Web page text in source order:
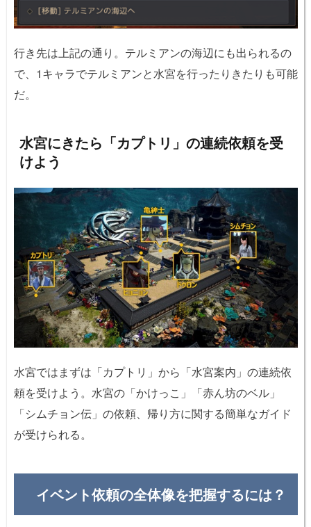
行き先は上記の通り。テルミアンの海辺にも出られるの
で、1キャラでテルミアンと水宮を行ったりきたりも可能
だ。
水宮にきたら「カプトリ」の連続依頼を受
けよう
水宮ではまずは「カプトリ」から「水宮案内」の連続依
頼を受けよう。水宮の「かけっこ」「赤ん坊のベル」
「シムチョン伝」の依頼、帰り方に関する簡単なガイド
が受けられる。
イベント依頼の全体像を把握するには？